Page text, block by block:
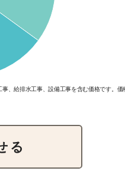
、給排水工事、設備工事を含む価格です。価
る